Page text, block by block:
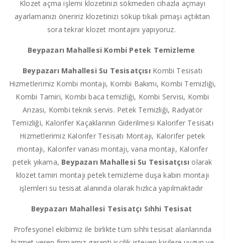
Klozet açma işlemi klozetinizi sökmeden cihazla açmayı
ayarlamanızı öneririz klozetinizi söküp tıkalı pimaşı açtıktan
sora tekrar klozet montajını yapıyoruz.
Beypazarı Mahallesi Kombi Petek Temizleme
Beypazarı Mahallesi Su Tesisatçısı Kombi Tesisatı
Hizmetlerimiz Kombi montajı, Kombi Bakımı, Kombi Temizliği,
Kombi Tamiri, Kombi baca temizliği, Kombi Servisi, Kombi
Arızası, Kombi teknik servis. Petek Temizliği, Radyatör
Temizliği, Kalorifer Kaçaklarının Giderilmesi Kalorifer Tesisatı
Hizmetlerimiz Kalorifer Tesisatı Montajı, Kalorifer petek
montajı, Kalorifer vanası montajı, vana montajı, Kalorifer
petek yıkama, Beypazarı Mahallesi Su Tesisatçısı olarak
klozet tamiri montajı petek temizleme duşa kabin montajı
işlemleri su tesisat alanında olarak hızlıca yapılmaktadır
Beypazarı Mahallesi Tesisatçı Sıhhi Tesisat
Profesyonel ekibimiz ile birlikte tüm sıhhi tesisat alanlarında